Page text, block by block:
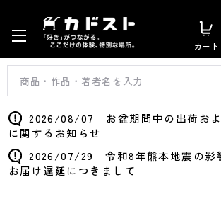
カート
2026/08/07 お盆期間中の出荷およ
に関するお知らせ
2026/07/29 令和8年熊本地震の影
お届け遅延につきまして